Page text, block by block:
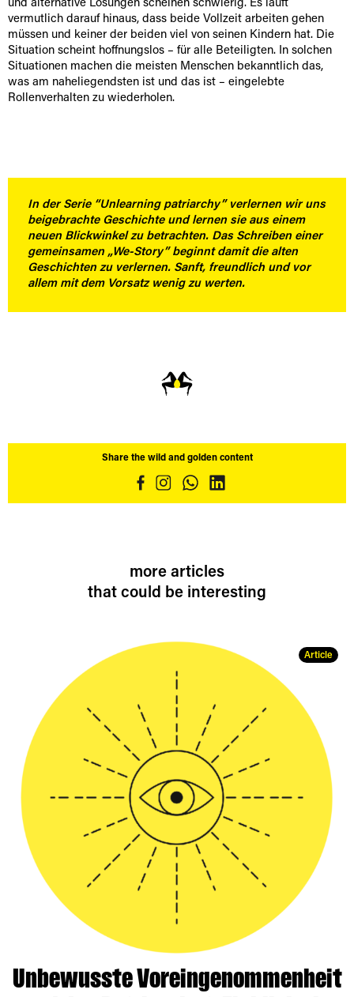
und alternative Lösungen scheinen schwierig. Es läuft
vermutlich darauf hinaus, dass beide Vollzeit arbeiten gehen
müssen und keiner der beiden viel von seinen Kindern hat. Die
Situation scheint hoffnungslos – für alle Beteiligten. In solchen
Situationen machen die meisten Menschen bekanntlich das,
was am naheliegendsten ist und das ist – eingelebte
Rollenverhalten zu wiederholen.
In der Serie “Unlearning patriarchy” verlernen wir uns
beigebrachte Geschichte und lernen sie aus einem
neuen Blickwinkel zu betrachten. Das Schreiben einer
gemeinsamen „We-Story” beginnt damit die alten
Geschichten zu verlernen. Sanft, freundlich und vor
allem mit dem Vorsatz wenig zu werten.
Share the wild and golden content
more articles
that could be interesting
Article
Unbewusste Voreingenommenheit